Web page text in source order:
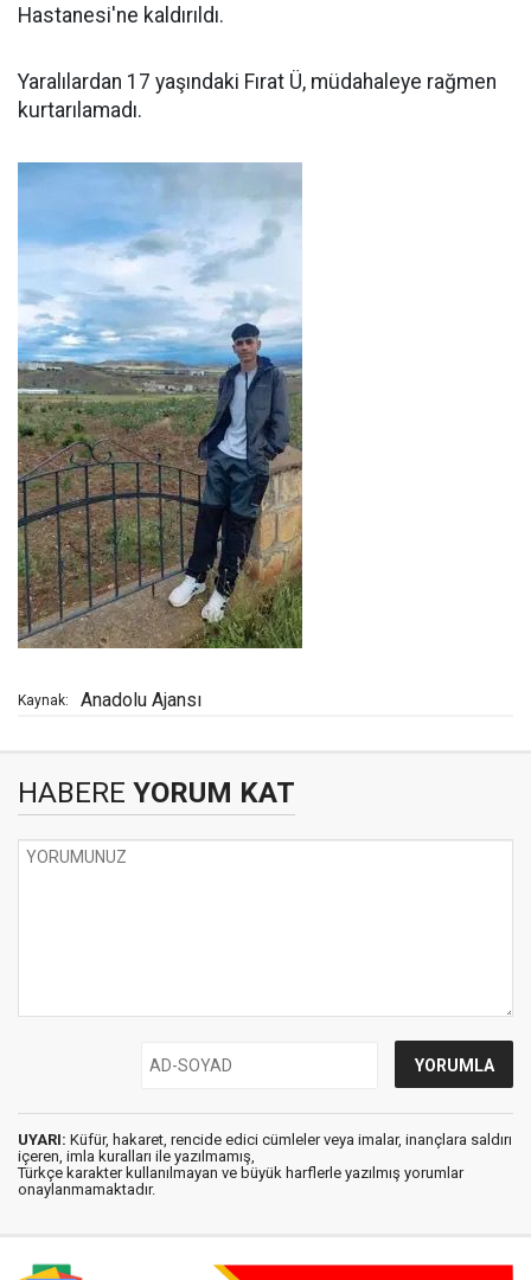
Hastanesi'ne kaldırıldı.
Yaralılardan 17 yaşındaki Fırat Ü, müdahaleye rağmen
kurtarılamadı.
Kaynak: Anadolu Ajansı
HABERE YORUM KAT
UYARI: Küfür, hakaret, rencide edici cümleler veya imalar, inançlara saldırı
içeren, imla kuralları ile yazılmamış,
Türkçe karakter kullanılmayan ve büyük harflerle yazılmış yorumlar
onaylanmamaktadır.